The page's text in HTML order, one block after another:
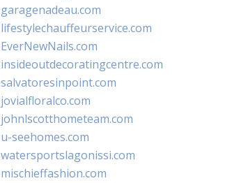
garagenadeau.com
lifestylechauffeurservice.com
EverNewNails.com
insideoutdecoratingcentre.com
salvatoresinpoint.com
jovialfloralco.com
johnlscotthometeam.com
u-seehomes.com
watersportslagonissi.com
mischieffashion.com